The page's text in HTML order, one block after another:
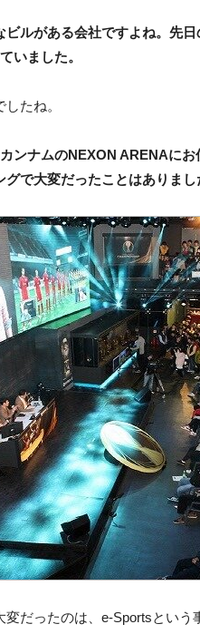
ルがある会社ですよね。先
いました。
たね。
ナムのNEXON ARENAにお
グで大変だったことはありまし
変だったのは、e-Sportsとい